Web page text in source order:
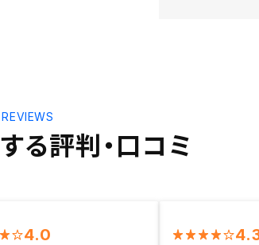
る評判・口コミ
4.0